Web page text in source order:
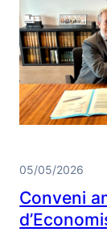
05/05/2026
Conveni